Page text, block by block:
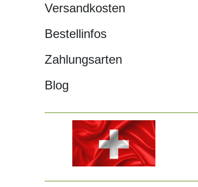
Versandkosten
Bestellinfos
Zahlungsarten
Blog